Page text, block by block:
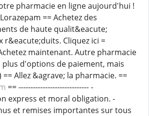
pharmacie en ligne aujourd'hui !
== Achetez des
de haute qualit&eacute;
r&eacute;duits. Cliquez ici =
maintenant. Autre pharmacie
d'options de paiement, mais
Allez &agrave; la pharmacie. ==
== ----------------------------- -
express et moral obligation. -
et remises importantes sur tous